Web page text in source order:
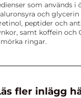
som används i
och glycerin
peptider och
samt koffein och
ringar.
fler inlägg